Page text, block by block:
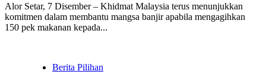
Alor Setar, 7 Disember – Khidmat Malaysia terus menunjukkan
komitmen dalam membantu mangsa banjir apabila mengagihkan
150 pek makanan kepada...
Berita Pilihan